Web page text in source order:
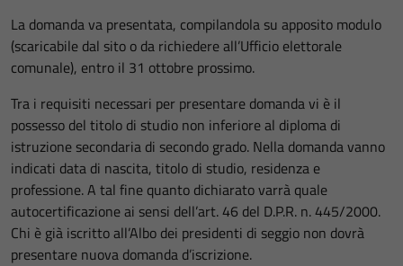
La domanda va presentata, compilandola su apposito modulo
(scaricabile dal sito o da richiedere all’Ufficio elettorale
comunale), entro il 31 ottobre prossimo.
Tra i requisiti necessari per presentare domanda vi è il
possesso del titolo di studio non inferiore al diploma di
istruzione secondaria di secondo grado. Nella domanda vanno
indicati data di nascita, titolo di studio, residenza e
professione. A tal fine quanto dichiarato varrà quale
autocertificazione ai sensi dell’art. 46 del D.P.R. n. 445/2000.
Chi è già iscritto all’Albo dei presidenti di seggio non dovrà
presentare nuova domanda d’iscrizione.